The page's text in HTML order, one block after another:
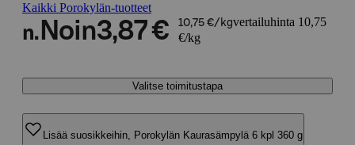
Kaikki Porokylän-tuotteet
n. Noin3,87 € 10,75 €/kgvertailuhinta 10,75
€/kg
Valitse toimitustapa
Lisää suosikkeihin, Porokylän Kaurasämpylä 6 kpl 360 g